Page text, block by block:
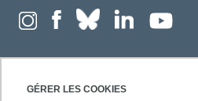
GÉRER LES COOKIES